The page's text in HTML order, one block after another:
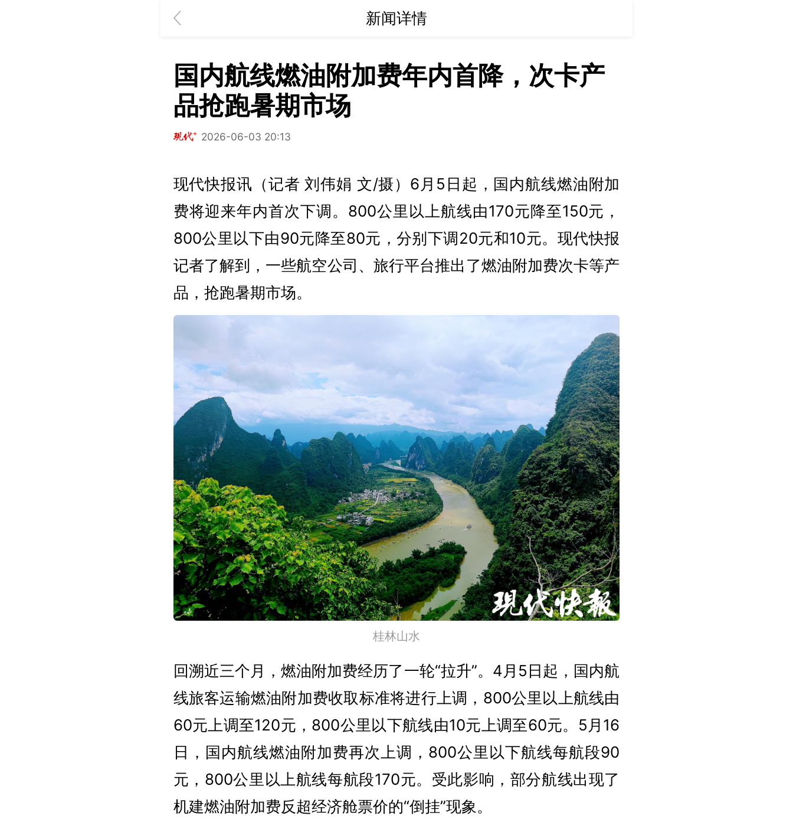
新闻详情
国内航线燃油附加费年内首降，次卡产
品抢跑暑期市场
2026-06-03 20:13
现代快报讯（记者 刘伟娟 文/摄）6月5日起，国内航线燃油附加
费将迎来年内首次下调。800公里以上航线由170元降至150元，
800公里以下由90元降至80元，分别下调20元和10元。现代快报
记者了解到，一些航空公司、旅行平台推出了燃油附加费次卡等产
品，抢跑暑期市场。
桂林山水
回溯近三个月，燃油附加费经历了一轮“拉升”。4月5日起，国内航
线旅客运输燃油附加费收取标准将进行上调，800公里以上航线由
60元上调至120元，800公里以下航线由10元上调至60元。5月16
日，国内航线燃油附加费再次上调，800公里以下航线每航段90
元，800公里以上航线每航段170元。受此影响，部分航线出现了
机建燃油附加费反超经济舱票价的“倒挂”现象。